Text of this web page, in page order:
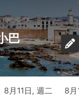
巴
8月11日, 週二 8